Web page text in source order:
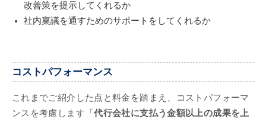
改善策を提示してくれるか
社内稟議を通すためのサポートをしてくれるか
コストパフォーマンス
これまでご紹介した点と料金を踏まえ、コストパフォーマ
ンスを考慮します「代行会社に支払う金額以上の成果を上